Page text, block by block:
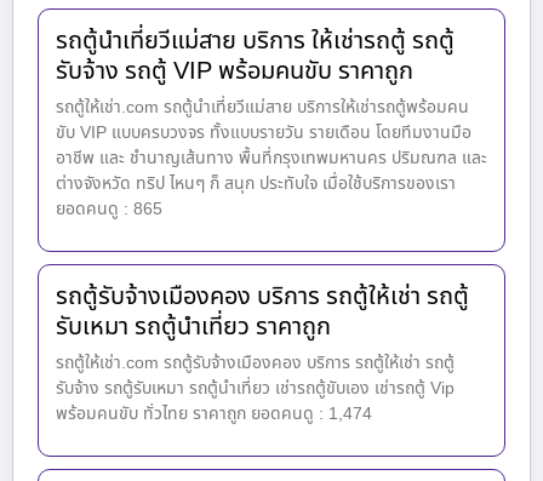
รถตู้นำเที่ยวีแม่สาย บริการ ให้เช่ารถตู้ รถตู้
รับจ้าง รถตู้ VIP พร้อมคนขับ ราคาถูก
รถตู้ให้เช่า.com รถตู้นำเที่ยวีแม่สาย บริการให้เช่ารถตู้พร้อมคน
ขับ VIP แบบครบวงจร ทั้งแบบรายวัน รายเดือน โดยทีมงานมือ
อาชีพ และ ชำนาญเส้นทาง พื้นที่กรุงเทพมหานคร ปริมณฑล และ
ต่างจังหวัด ทริป ไหนๆ ก็ สนุก ประทับใจ เมื่อใช้บริการของเรา
ยอดคนดู : 865
รถตู้รับจ้างเมืองคอง บริการ รถตู้ให้เช่า รถตู้
รับเหมา รถตู้นำเที่ยว ราคาถูก
รถตู้ให้เช่า.com รถตู้รับจ้างเมืองคอง บริการ รถตู้ให้เช่า รถตู้
รับจ้าง รถตู้รับเหมา รถตู้นำเที่ยว เช่ารถตู้ขับเอง เช่ารถตู้ Vip
พร้อมคนขับ ทั่วไทย ราคาถูก ยอดคนดู : 1,474